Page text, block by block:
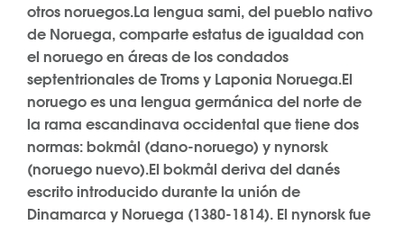
otros noruegos.La lengua sami, del pueblo nativo
de Noruega, comparte estatus de igualdad con
el noruego en áreas de los condados
septentrionales de Troms y Laponia Noruega.El
noruego es una lengua germánica del norte de
la rama escandinava occidental que tiene dos
normas: bokmål (dano-noruego) y nynorsk
(noruego nuevo).El bokmål deriva del danés
escrito introducido durante la unión de
Dinamarca y Noruega (1380-1814). El nynorsk fue